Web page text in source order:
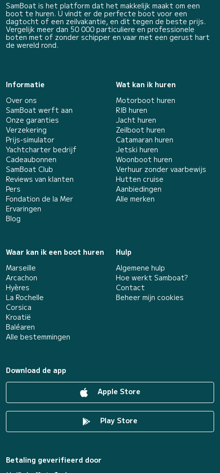
SamBoat is het platform dat het makkelijk maakt om een
boot te huren. U vindt er de perfecte boot voor een
dagtocht of een zeilvakantie, en dit tegen de beste prijs.
Vergelijk meer dan 50 000 particuliere en professionele
boten met of zonder schipper en vaar met een gerust hart
de wereld rond.
Informatie
Over ons
SamBoat werft aan
Onze garanties
Verzekering
Prijs-simulator
Yachtcharter bedrijf
Cadeaubonnen
SamBoat Club
Reviews van klanten
Pers
Fondation de la Mer
Ervaringen
Blog
Wat kan ik huren
Motorboot huren
RIB huren
Jacht huren
Zeilboot huren
Catamaran huren
Jetski huren
Woonboot huren
Verhuur zonder vaarbewijs
Hutten cruise
Aanbiedingen
Alle merken
Waar kan ik een boot huren
Marseille
Arcachon
Hyères
La Rochelle
Corsica
Kroatië
Baléaren
Alle bestemmingen
Hulp
Algemene hulp
Hoe werkt Samboat?
Contact
Beheer mijn cookies
Download de app
Apple Store
Play Store
Betaling geverifieerd door